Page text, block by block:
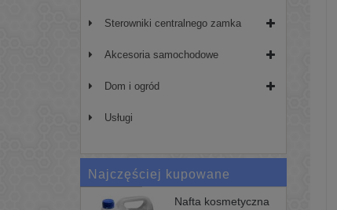
Sterowniki centralnego zamka
Akcesoria samochodowe
Dom i ogród
Usługi
Najczęściej kupowane
Nafta kosmetyczna